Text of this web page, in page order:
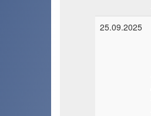
25.09.2025